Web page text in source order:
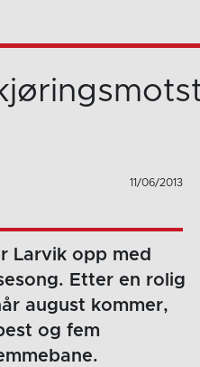
11/06/2013
Larvik opp med
Etter en rolig
august kommer,
og fem